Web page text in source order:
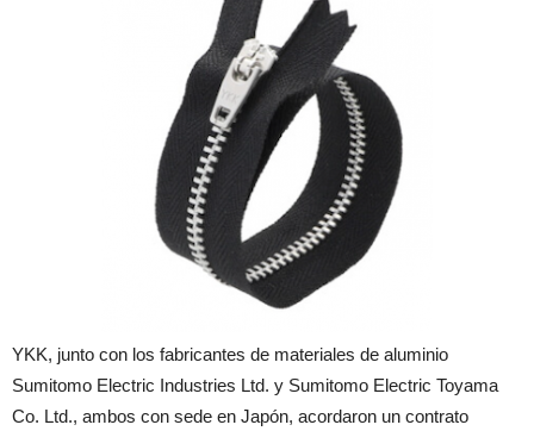
YKK, junto con los fabricantes de materiales de aluminio
Sumitomo Electric Industries Ltd. y Sumitomo Electric Toyama
Co. Ltd., ambos con sede en Japón, acordaron un contrato